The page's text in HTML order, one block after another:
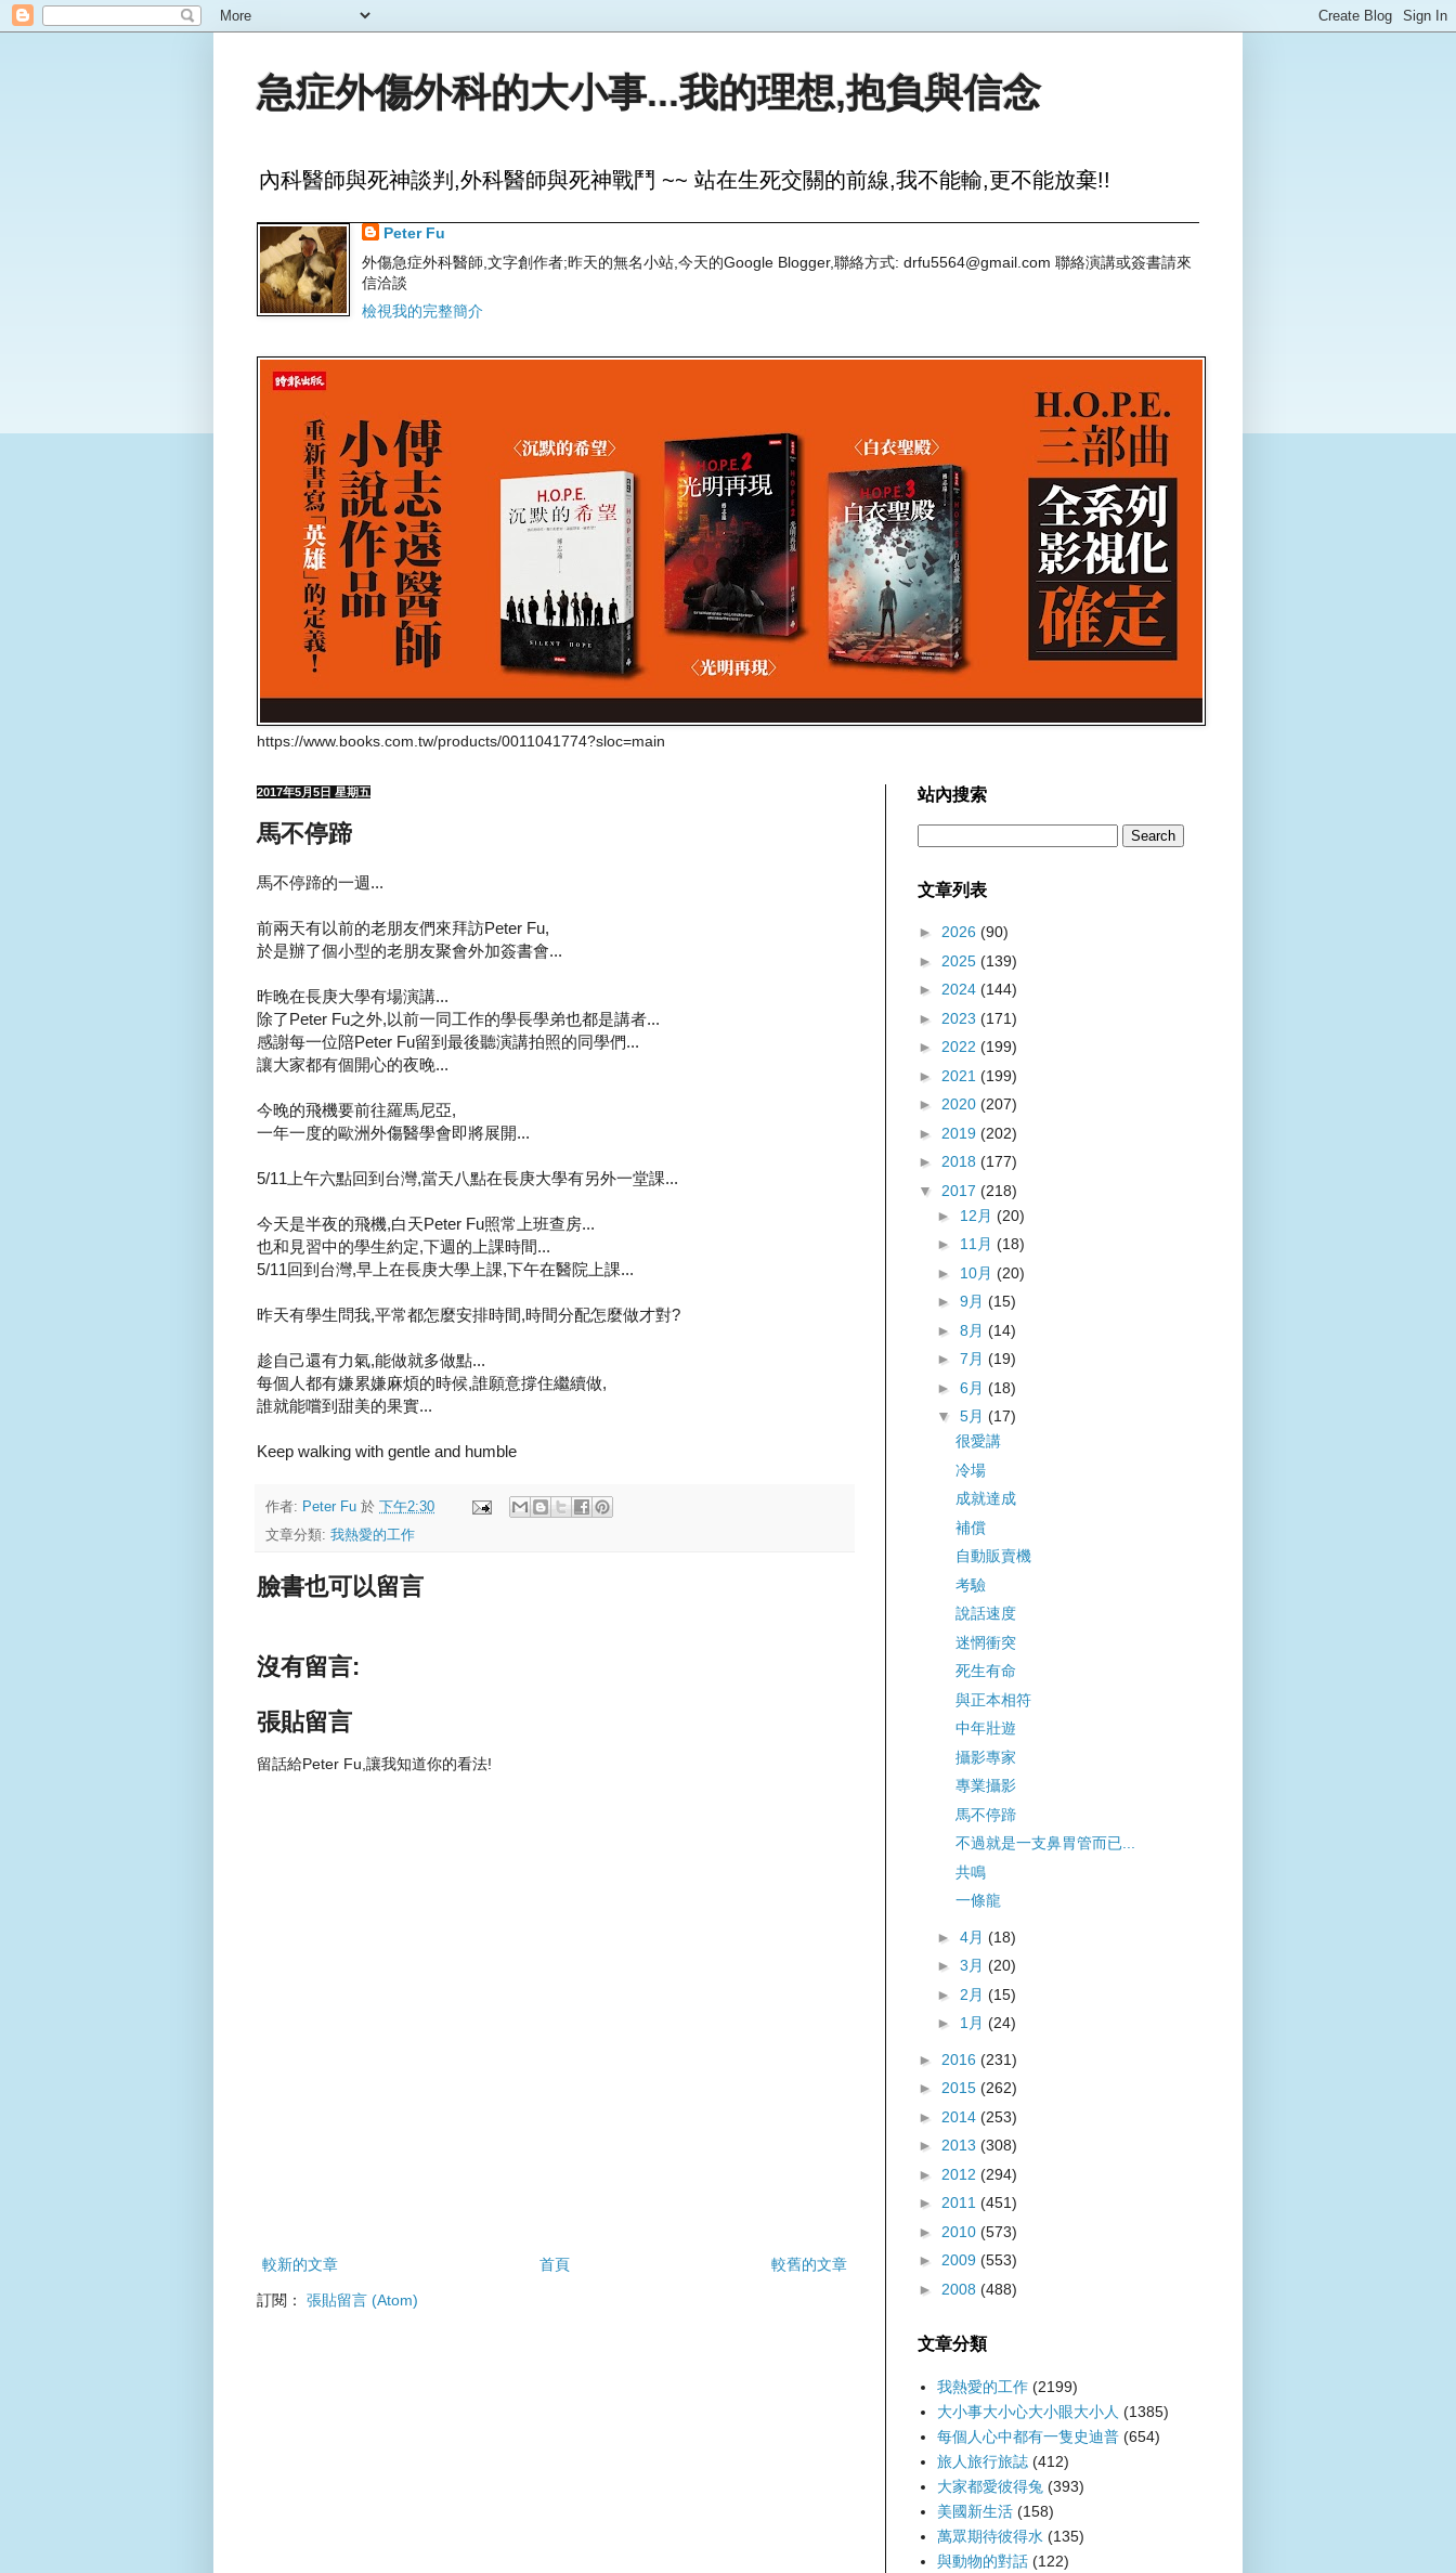
急症外傷外科的大小事...我的理想,抱負與信念
內科醫師與死神談判,外科醫師與死神戰鬥 ~~ 站在生死交關的前線,我不能輸,更不能放棄!!
Peter Fu
外傷急症外科醫師,文字創作者;昨天的無名小站,今天的Google Blogger,聯絡方式: drfu5564@gmail.com 聯絡演講或簽書請來
信洽談
檢視我的完整簡介
https://www.books.com.tw/products/0011041774?sloc=main
2017年5月5日 星期五
馬不停蹄
馬不停蹄的一週...
前兩天有以前的老朋友們來拜訪Peter Fu,
於是辦了個小型的老朋友聚會外加簽書會...
昨晚在長庚大學有場演講...
除了Peter Fu之外,以前一同工作的學長學弟也都是講者...
感謝每一位陪Peter Fu留到最後聽演講拍照的同學們...
讓大家都有個開心的夜晚...
今晚的飛機要前往羅馬尼亞,
一年一度的歐洲外傷醫學會即將展開...
5/11上午六點回到台灣,當天八點在長庚大學有另外一堂課...
今天是半夜的飛機,白天Peter Fu照常上班查房...
也和見習中的學生約定,下週的上課時間...
5/11回到台灣,早上在長庚大學上課,下午在醫院上課...
昨天有學生問我,平常都怎麼安排時間,時間分配怎麼做才對?
趁自己還有力氣,能做就多做點...
每個人都有嫌累嫌麻煩的時候,誰願意撐住繼續做,
誰就能嚐到甜美的果實...
Keep walking with gentle and humble
作者: Peter Fu 於 下午2:30
文章分類: 我熱愛的工作
臉書也可以留言
沒有留言:
張貼留言
留話給Peter Fu,讓我知道你的看法!
較新的文章 較舊的文章
首頁
訂閱： 張貼留言 (Atom)
站內搜索
文章列表
► 2026 (90)
► 2025 (139)
► 2024 (144)
► 2023 (171)
► 2022 (199)
► 2021 (199)
► 2020 (207)
► 2019 (202)
► 2018 (177)
▼ 2017 (218)
► 12月 (20)
► 11月 (18)
► 10月 (20)
► 9月 (15)
► 8月 (14)
► 7月 (19)
► 6月 (18)
▼ 5月 (17)
很愛講
冷場
成就達成
補償
自動販賣機
考驗
說話速度
迷惘衝突
死生有命
與正本相符
中年壯遊
攝影專家
專業攝影
馬不停蹄
不過就是一支鼻胃管而已...
共鳴
一條龍
► 4月 (18)
► 3月 (20)
► 2月 (15)
► 1月 (24)
► 2016 (231)
► 2015 (262)
► 2014 (253)
► 2013 (308)
► 2012 (294)
► 2011 (451)
► 2010 (573)
► 2009 (553)
► 2008 (488)
文章分類
我熱愛的工作 (2199)
大小事大小心大小眼大小人 (1385)
每個人心中都有一隻史迪普 (654)
旅人旅行旅誌 (412)
大家都愛彼得兔 (393)
美國新生活 (158)
萬眾期待彼得水 (135)
與動物的對話 (122)